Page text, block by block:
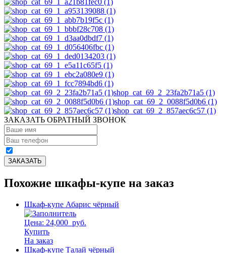
shop_cat_69_2_23fa2b71a5 (1)
shop_cat_69_2_0088f5d0b6 (1)
shop_cat_69_2_857aec6c57 (1)
ЗАКАЗАТЬ ОБРАТНЫЙ ЗВОНОК
Похожие шкафы-купе на заказ
Шкаф-купе Абарис чёрный
Цена: 24,000 руб.
Купить
На заказ
Шкаф-купе Талай чёрный